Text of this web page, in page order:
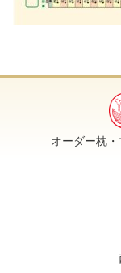
オーダー枕